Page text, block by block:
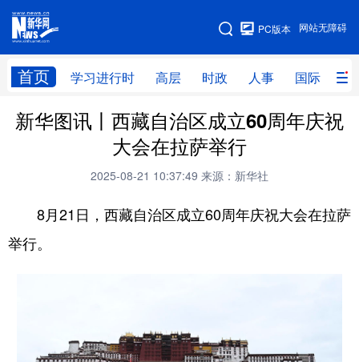
网站无障碍
PC版本
首页 学习进行时 高层 时政 人事 国际 财
网站地图
学习进行时 高层 时政 人事
财经 网评
科技 科创 量子 体育
食品 人居 信息化 数字经济
新华图讯丨西藏自治区成立60周年庆祝
大会在拉萨举行
2025-08-21 10:37:49 来源：新华社
8月21日，西藏自治区成立60周年庆祝大会在拉萨
举行。